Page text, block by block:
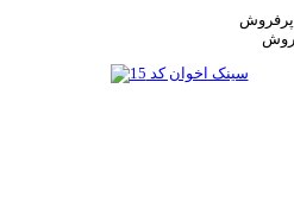
پرفروش